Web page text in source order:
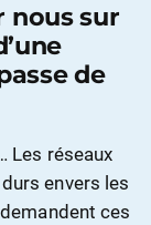
nous sur
de
Les réseaux
envers les
ces